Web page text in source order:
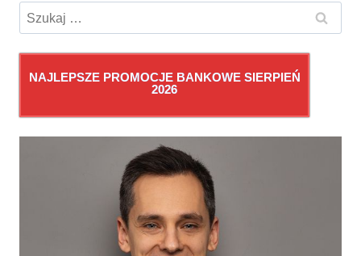
Szukaj:
NAJLEPSZE PROMOCJE BANKOWE SIERPIEŃ
2026